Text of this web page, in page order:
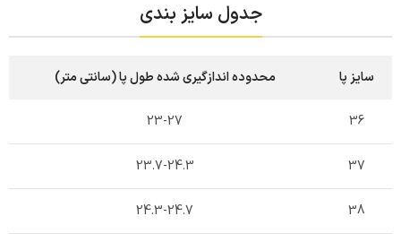
جدول سایز بندی
سایز پا محدوده اندازگیری شده طول پا (سانتی متر)
36
23-27
37
23.7-24.3
38
24.3-24.7